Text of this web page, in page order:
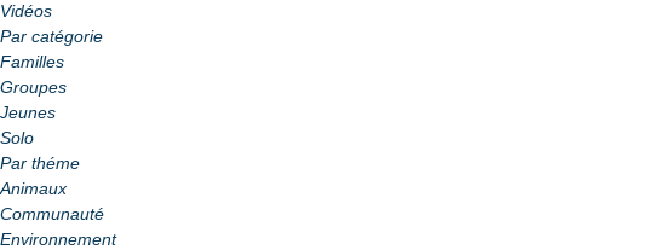
Vidéos
Par catégorie
Familles
Groupes
Jeunes
Solo
Par théme
Animaux
Communauté
Environnement